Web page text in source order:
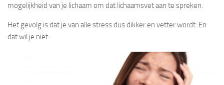
mogelijkheid van je lichaam om dat lichaamsvet aan te spreken.
Het gevolg is dat je van alle stress dus dikker en vetter wordt. En
dat wil je niet.